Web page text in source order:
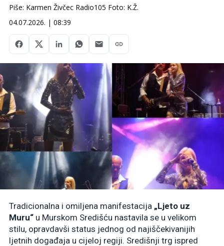
Piše: Karmen Živčec Radio105 Foto: K.Ž.
04.07.2026. | 08:39
Tradicionalna i omiljena manifestacija „Ljeto uz
Muru“ u Murskom Središću nastavila se u velikom
stilu, opravdavši status jednog od najiščekivanijih
ljetnih događaja u cijeloj regiji. Središnji trg ispred